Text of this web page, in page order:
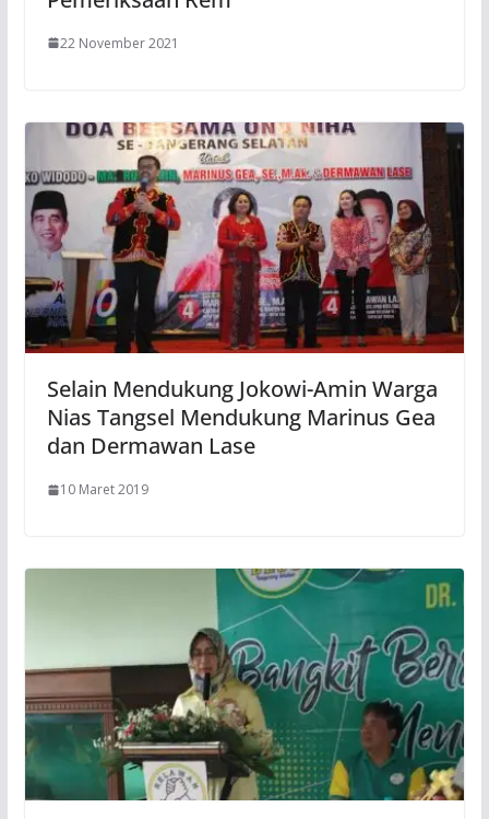
22 November 2021
Selain Mendukung Jokowi-Amin Warga
Nias Tangsel Mendukung Marinus Gea
dan Dermawan Lase
10 Maret 2019